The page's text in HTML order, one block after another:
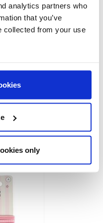
analytics partners who
that you’ve
collected from your use
only
MINNIE